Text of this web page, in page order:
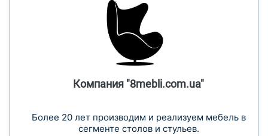
Компания "8mebli.com.ua"
Более 20 лет производим и реализуем мебель в
сегменте столов и стульев.